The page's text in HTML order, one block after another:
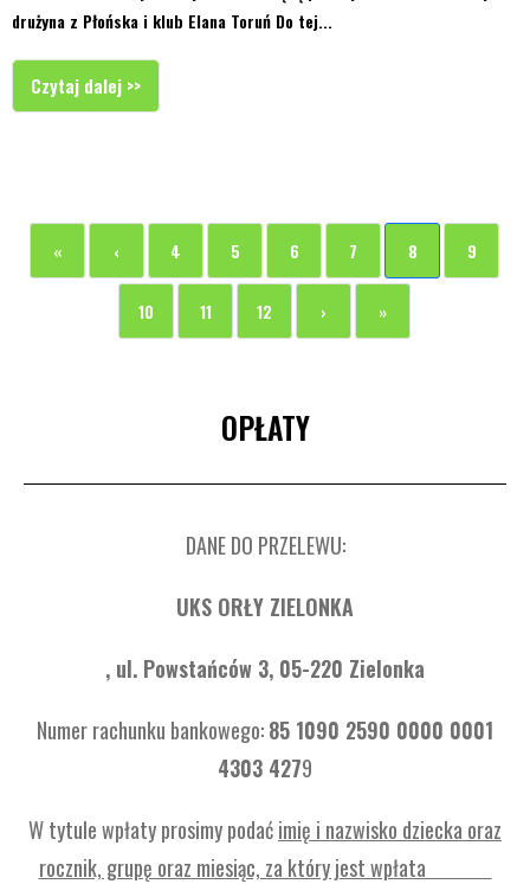
drużyna z Płońska i klub Elana Toruń Do tej...
Czytaj dalej >>
« ‹ 4 5 6 7 8 9
10 11 12 › »
OPŁATY
DANE DO PRZELEWU:
UKS ORŁY ZIELONKA
, ul. Powstańców 3, 05-220 Zielonka
Numer rachunku bankowego:85 1090 2590 0000 0001
4303 4279
W tytule wpłaty prosimy podaćimię i nazwisko dziecka oraz
rocznik, grupę oraz miesiąc, za który jest wpłata